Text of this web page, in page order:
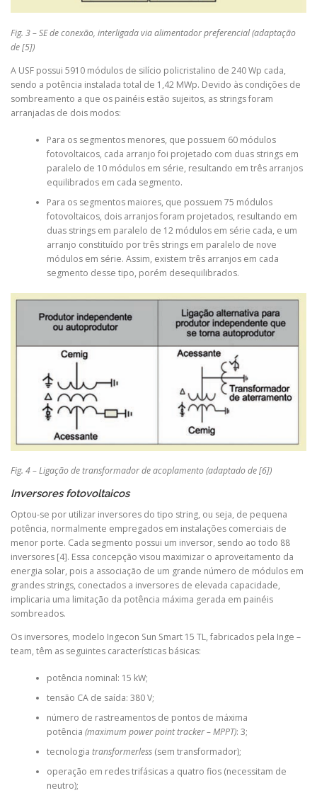
Fig. 3 – SE de conexão, interligada via alimentador preferencial (adaptação
de [5])
A USF possui 5910 módulos de silício policristalino de 240 Wp cada,
sendo a potência instalada total de 1,42 MWp. Devido às condições de
sombreamento a que os painéis estão sujeitos, as strings foram
arranjadas de dois modos:
Para os segmentos menores, que possuem 60 módulos
fotovoltaicos, cada arranjo foi projetado com duas strings em
paralelo de 10 módulos em série, resultando em três arranjos
equilibrados em cada segmento.
Para os segmentos maiores, que possuem 75 módulos
fotovoltaicos, dois arranjos foram projetados, resultando em
duas strings em paralelo de 12 módulos em série cada, e um
arranjo constituído por três strings em paralelo de nove
módulos em série. Assim, existem três arranjos em cada
segmento desse tipo, porém desequilibrados.
Fig. 4 – Ligação de transformador de acoplamento (adaptado de [6])
Inversores fotovoltaicos
Optou-se por utilizar inversores do tipo string, ou seja, de pequena
potência, normalmente empregados em instalações comerciais de
menor porte. Cada segmento possui um inversor, sendo ao todo 88
inversores [4]. Essa concepção visou maximizar o aproveitamento da
energia solar, pois a associação de um grande número de módulos em
grandes strings, conectados a inversores de elevada capacidade,
implicaria uma limitação da potência máxima gerada em painéis
sombreados.
Os inversores, modelo Ingecon Sun Smart 15 TL, fabricados pela Inge –
team, têm as seguintes características básicas:
potência nominal: 15 kW;
tensão CA de saída: 380 V;
número de rastreamentos de pontos de máxima
potência (maximum power point tracker – MPPT): 3;
tecnologia transformerless(sem transformador);
operação em redes trifásicas a quatro fios (necessitam de
neutro);